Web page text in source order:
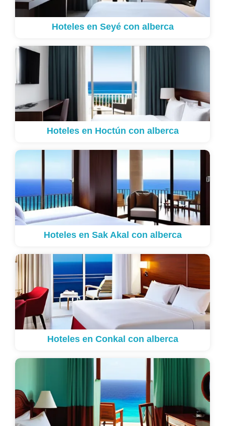
Hoteles en Seyé con alberca
Hoteles en Hoctún con alberca
Hoteles en Sak Akal con alberca
Hoteles en Conkal con alberca